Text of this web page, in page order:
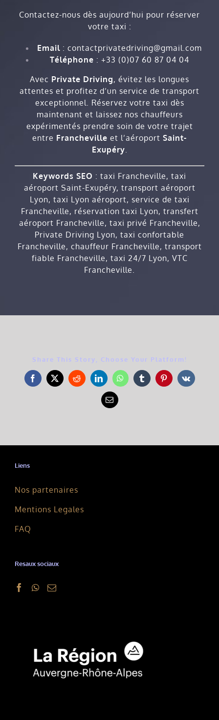
Contactez-nous dès aujourd’hui pour réserver
votre taxi :
Email: contactprivatedriving@gmail.com
Téléphone : +33 (0)07 60 87 04 04
Avec Private Driving, évitez les longues
attentes et profitez d’un service de transport
exceptionnel. Réservez votre taxi dès
maintenant et laissez nos chauffeurs
expérimentés prendre soin de votre trajet
entre Francheville et l’aéroport Saint-
Exupéry
Keywords SEO : taxi Francheville, taxi
aéroport Saint-Exupéry, transport aéroport
Lyon, taxi Lyon aéroport, service de taxi
Francheville, réservation taxi Lyon, transfert
aéroport Francheville, taxi privé Francheville,
Private Driving Lyon, taxi confortable
Francheville, chauffeur Francheville, transport
fiable Francheville, taxi 24/7 Lyon, VTC
Francheville.
Share This Story, Choose Your Platform!
Facebook
X RedditLinkedInWhatsApp
TumblrPinterest
Vk
Email
Liens
Nos partenaires
Mentions Legales
FAQ
Resaux sociaux